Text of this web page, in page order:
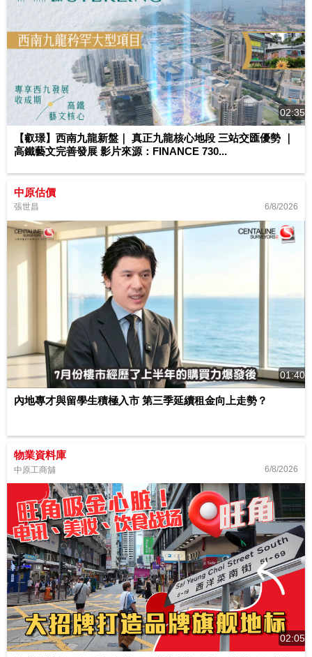
02:35
【叡璟】西南九龍新盤｜ 真正九龍核心地段 三站交匯優勢 ｜
高鐵藝文完善發展 影片來源：FINANCE 730...
中原估價
張世昌 6/8/2026
01:40
內地專才與留學生積極入市 第三季延續租金向上走勢？
物業資料庫
中原工商舖 6/8/2026
02:05